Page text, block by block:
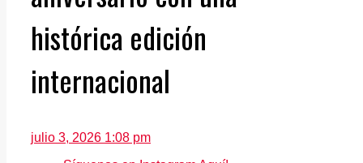
histórica edición
internacional
julio 3, 2026 1:08 pm